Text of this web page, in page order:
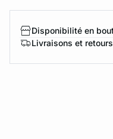
Disponibilité en
Livraisons et retours